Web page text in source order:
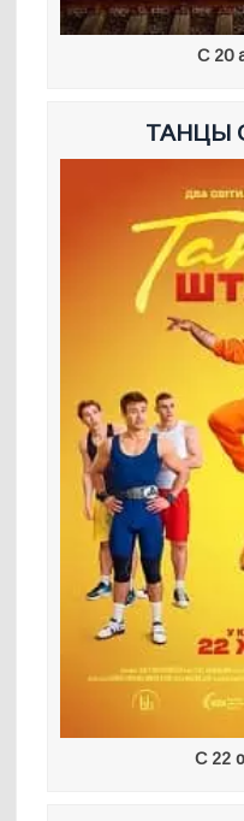
С 20
ТАНЦЫ
С 22